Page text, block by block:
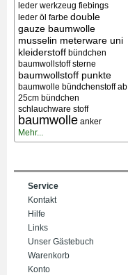
leder werkzeug fiebings
leder öl farbe double
gauze baumwolle
musselin meterware uni
kleiderstoff bündchen
baumwollstoff sterne
baumwollstoff punkte
baumwolle bündchenstoff ab
25cm bündchen
schlauchware stoff
baumwolle anker
Mehr...
Service
Kontakt
Hilfe
Links
Unser Gästebuch
Warenkorb
Konto